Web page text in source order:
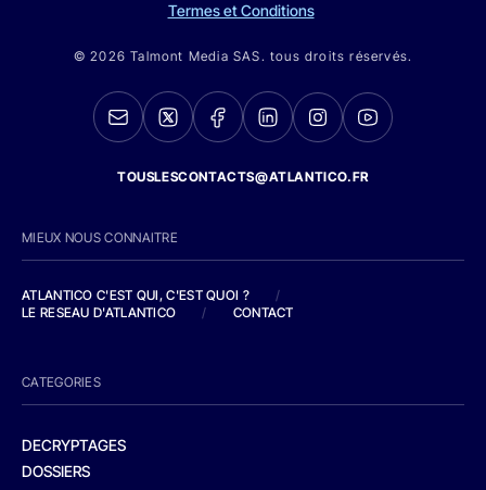
Termes et Conditions
© 2026 Talmont Media SAS. tous droits réservés.
TOUSLESCONTACTS@ATLANTICO.FR
MIEUX NOUS CONNAITRE
ATLANTICO C'EST QUI, C'EST QUOI ?
/
LE RESEAU D'ATLANTICO
/ CONTACT
CATEGORIES
DECRYPTAGES
DOSSIERS